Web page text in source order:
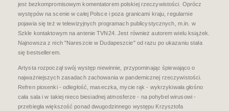
jest bezkompromisowym komentatorem polskiej rzeczywistości. Oprócz
występów na scenie w całej Polsce i poza granicami kraju, regularnie
pojawia się też w telewizyjnych programach publicystycznych, m.in. w
Szkle kontaktowym na antenie TVN24. Jest również autorem wielu książek.
Najnowsza z nich "Nareszcie w Dudapeszcie" od razu po ukazaniu stała
się bestsellerem.
Artysta rozpoczął swój występ niewinnie, przypominając śpiewająco o
najważniejszych zasadach zachowania w pandemicznej rzeczywistości.
Refren piosenki - odległość, maseczka, mycie rąk - wykrzykiwała głośno
cała sala i w takiej nieco biesiadnej atmosferze - na pohybel wirusowi -
przebiegła większość ponad dwugodzinnego występu Krzysztofa